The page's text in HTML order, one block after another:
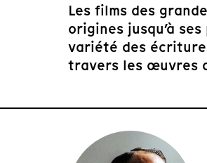
Les films des
origines jusqu’à
variété des
travers les œuvres